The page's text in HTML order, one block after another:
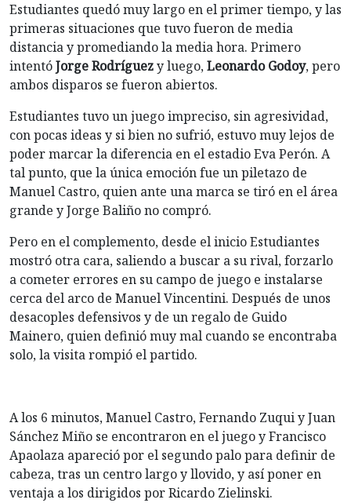
Estudiantes quedó muy largo en el primer tiempo, y las
primeras situaciones que tuvo fueron de media
distancia y promediando la media hora. Primero
intentóJorge Rodríguezy luego,Leonardo Godoy, pero
ambos disparos se fueron abiertos.
Estudiantes tuvo un juego impreciso, sin agresividad,
con pocas ideas y si bien no sufrió, estuvo muy lejos de
poder marcar la diferencia en el estadio Eva Perón. A
tal punto, que la única emoción fue un piletazo de
Manuel Castro, quien ante una marca se tiró en el área
grande y Jorge Baliño no compró.
Pero en el complemento, desde el inicio Estudiantes
mostró otra cara, saliendo a buscar a su rival, forzarlo
a cometer errores en su campo de juego e instalarse
cerca del arco de Manuel Vincentini. Después de unos
desacoples defensivos y de un regalo de Guido
Mainero, quien definió muy mal cuando se encontraba
solo, la visita rompió el partido.
A los 6 minutos, Manuel Castro, Fernando Zuqui y Juan
Sánchez Miño se encontraron en el juego y Francisco
Apaolaza apareció por el segundo palo para definir de
cabeza, tras un centro largo y llovido, y así poner en
ventaja a los dirigidos por Ricardo Zielinski.